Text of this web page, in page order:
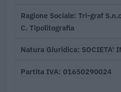
Ragione Sociale Tri-graf
C. Tipolitografia
Natura Giuridica SOCIETA'
Partita IVA 01650290024